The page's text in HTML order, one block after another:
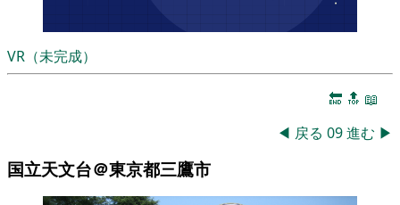
VR（未完成）
🔚 🔝 📖
◀ 戻る 09進む ▶
国立天文台＠東京都三鷹市